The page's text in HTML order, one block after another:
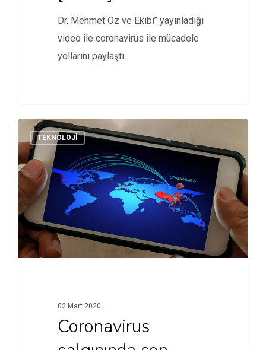
Dr. Mehmet Öz ve Ekibi’’ yayınladığı
video ile coronavirüs ile mücadele
yollarını paylaştı.
TEKNOLOJI
02 Mart 2020
Coronavirus